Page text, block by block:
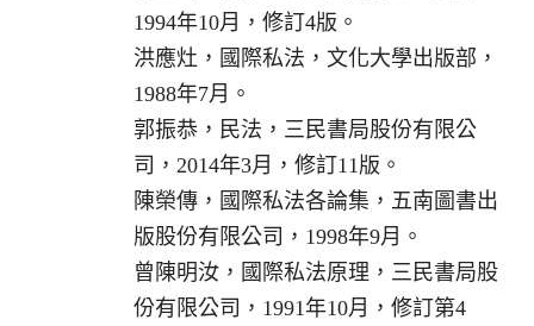
1994年10月，修訂4版。
洪應灶，國際私法，文化大學出版部，
1988年7月。
郭振恭，民法，三民書局股份有限公
司，2014年3月，修訂11版。
陳榮傳，國際私法各論集，五南圖書出
版股份有限公司，1998年9月。
曾陳明汝，國際私法原理，三民書局股
份有限公司，1991年10月，修訂第4